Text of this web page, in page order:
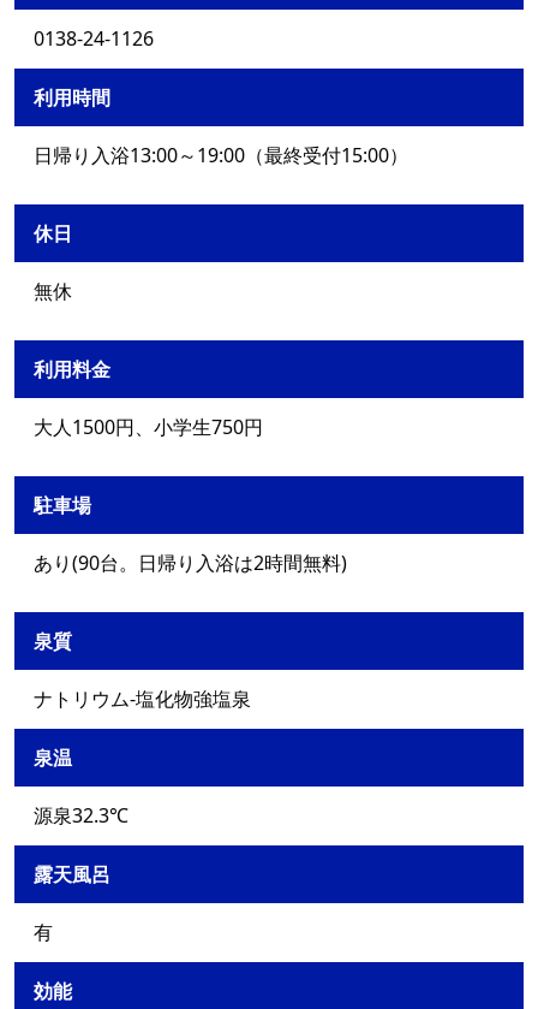
0138-24-1126
利用時間
日帰り入浴13:00～19:00（最終受付15:00）
休日
無休
利用料金
大人1500円、小学生750円
駐車場
あり(90台。日帰り入浴は2時間無料)
泉質
ナトリウム-塩化物強塩泉
泉温
源泉32.3℃
露天風呂
有
効能